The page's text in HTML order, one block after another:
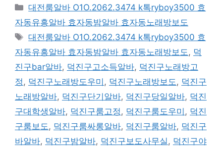
카
테
리
대전룸알바 O1O.2062.3474 k톡ryboy3500 효
자동유흥알바 효자동밤알바 효자동노래방보도
태
그
대전룸알바 O1O.2062.3474 k톡ryboy3500 효
자동유흥알바 효자동밤알바 효자동노래방보도, 덕
진구bar알바, 덕진구고소득알바, 덕진구노래방고
정, 덕진구노래방도우미 , 덕진구노래방보도, 덕진구
노래방알바, 덕진구단기알바, 덕진구당일알바, 덕진
구대학생알바, 덕진구룸고정, 덕진구룸도우미 , 덕진
구룸보도, 덕진구룸싸롱알바, 덕진구룸알바, 덕진구
바알바, 덕진구밤알바, 덕진구보도사무실, 덕진구야